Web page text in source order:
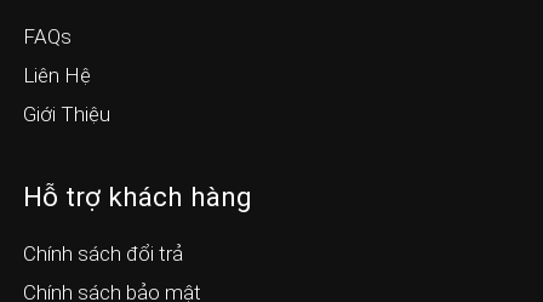
FAQs
Liên Hệ
Giới Thiệu
Hỗ trợ khách hàng
Chính sách đổi trả
Chính sách bảo mật